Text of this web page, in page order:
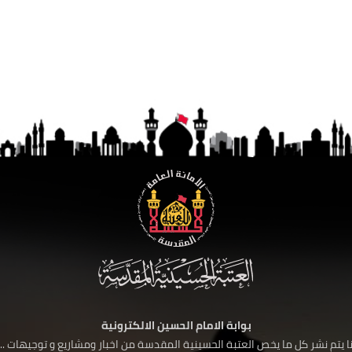
بوابة الامام الحسين الالكترونية
يتم نشر كل ما يخص العتبة الحسينية المقدسة من اخبار ومشاريع و توجيهات